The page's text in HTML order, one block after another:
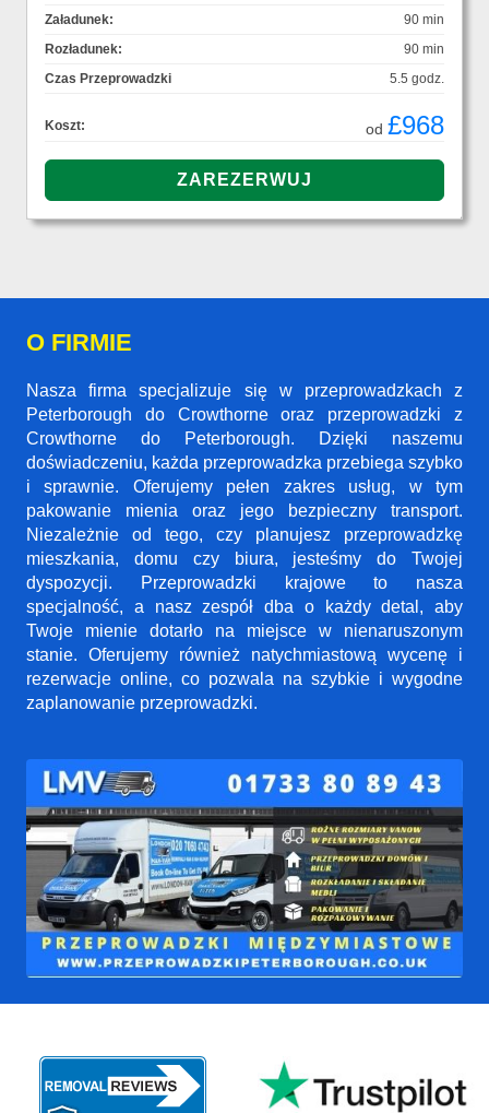
Załadunek:
90 min
Rozładunek:
90 min
Czas Przeprowadzki
5.5 godz.
Koszt: od £968
O FIRMIE
Nasza firma specjalizuje się w przeprowadzkach z
Peterborough do Crowthorne oraz przeprowadzki z
Crowthorne do Peterborough. Dzięki naszemu
doświadczeniu, każda przeprowadzka przebiega szybko
i sprawnie. Oferujemy pełen zakres usług, w tym
pakowanie mienia oraz jego bezpieczny transport.
Niezależnie od tego, czy planujesz przeprowadzkę
mieszkania, domu czy biura, jesteśmy do Twojej
dyspozycji. Przeprowadzki krajowe to nasza
specjalność, a nasz zespół dba o każdy detal, aby
Twoje mienie dotarło na miejsce w nienaruszonym
stanie. Oferujemy również natychmiastową wycenę i
rezerwacje online, co pozwala na szybkie i wygodne
zaplanowanie przeprowadzki.